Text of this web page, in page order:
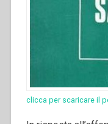
clicca per scaricare il